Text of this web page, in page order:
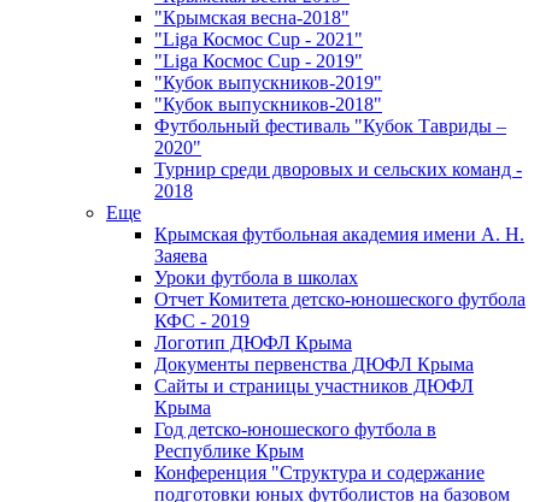
"Крымская весна-2018"
"Liga Космос Cup - 2021"
"Liga Космос Cup - 2019"
"Кубок выпускников-2019"
"Кубок выпускников-2018"
Футбольный фестиваль "Кубок Тавриды –
2020"
Турнир среди дворовых и сельских команд -
2018
Еще
Крымская футбольная академия имени А. Н.
Заяева
Уроки футбола в школах
Отчет Комитета детско-юношеского футбола
КФС - 2019
Логотип ДЮФЛ Крыма
Документы первенства ДЮФЛ Крыма
Сайты и страницы участников ДЮФЛ
Крыма
Год детско-юношеского футбола в
Республике Крым
Конференция "Структура и содержание
подготовки юных футболистов на базовом